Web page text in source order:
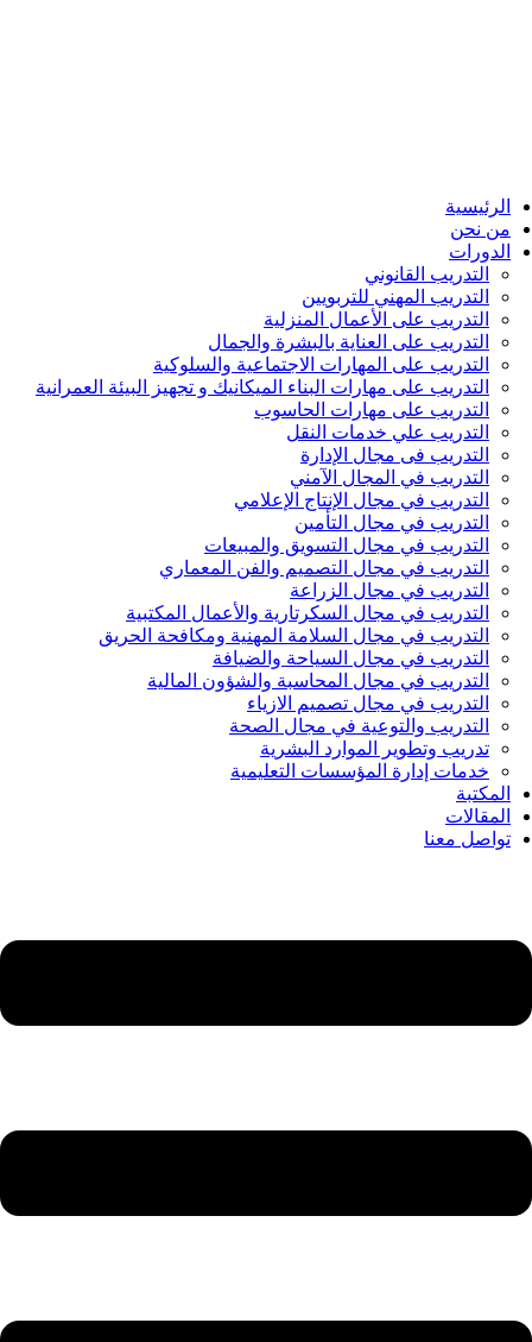
الرئيسية
من نحن
الدورات
التدريب القانوني
التدريب المهني للتربويين
التدريب على الأعمال المنزلية
التدريب على العناية بالبشرة والجمال
التدريب على المهارات الاجتماعية والسلوكية
التدريب على مهارات البناء الميكانيك و تجهيز البيئة العمرانية
التدريب على مهارات الحاسوب
التدريب علي خدمات النقل
التدريب فى مجال الإدارة
التدريب في المجال الآمني
التدريب في مجال الإنتاج الإعلامي
التدريب في مجال التأمين
التدريب في مجال التسويق والمبيعات
التدريب في مجال التصميم والفن المعماري
التدريب في مجال الزراعة
التدريب في مجال السكرتارية والأعمال المكتبية
التدريب في مجال السلامة المهنية ومكافحة الحريق
التدريب في مجال السياحة والضيافة
التدريب في مجال المحاسبة والشؤون المالية
التدريب في مجال تصميم الازياء
التدريب والتوعية في مجال الصحة
تدريب وتطوير الموارد البشرية
خدمات إدارة المؤسسات التعليمية
المكتبة
المقالات
تواصل معنا